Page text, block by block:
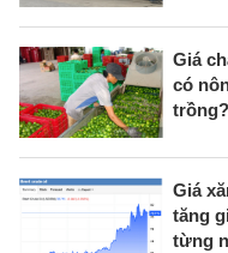
Giá
có
trồng?
Giá
tăng
từng